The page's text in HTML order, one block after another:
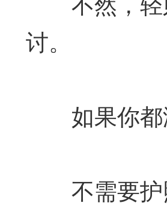
讨。
如果你都
不需要